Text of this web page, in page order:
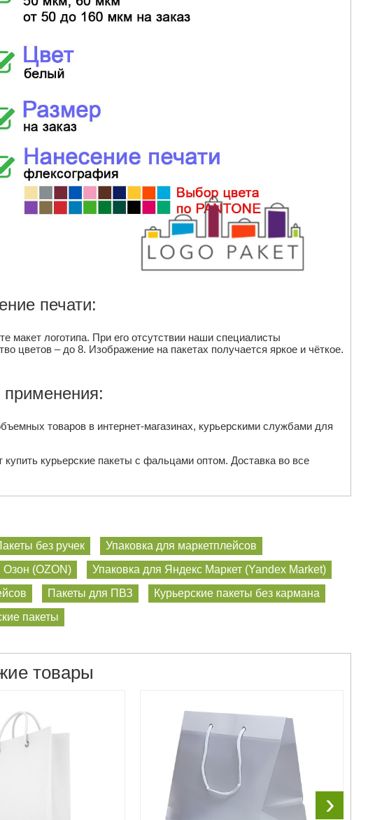
печати:
макет логотипа. При его отсутствии наши специалисты
цветов – до 8. Изображение на пакетах получается яркое и чёткое.
товаров в интернет-магазинах, курьерскими службами для
курьерские пакеты с фальцами оптом. Доставка во все
без ручек
Упаковка для маркетплейсов
Озон (OZON)
Упаковка для Яндекс Маркет (Yandex Market)
Пакеты для ПВЗ
Курьерские пакеты без кармана
пакеты
товары
›